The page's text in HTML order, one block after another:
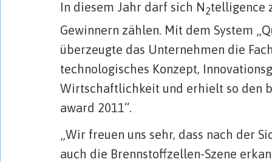
In diesem Jahr darf sich N2telligence
Gewinnern zählen. Mit dem System
überzeugte das Unternehmen die
technologisches Konzept,
Wirtschaftlichkeit und erhielt so den
award 2011“.
„Wir freuen uns sehr, dass nach der
auch die Brennstoffzellen-Szene